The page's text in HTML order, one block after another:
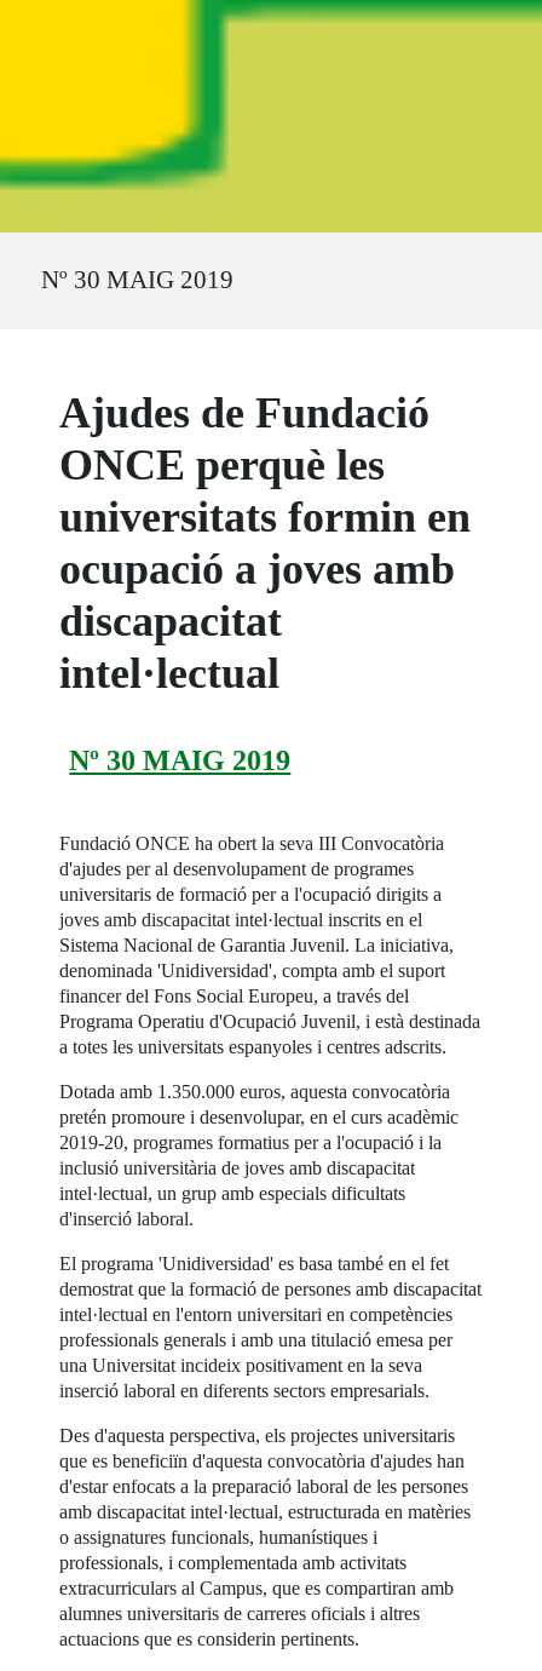
Nº 30 MAIG 2019
Ajudes de Fundació
ONCE perquè les
universitats formin en
ocupació a joves amb
discapacitat
intel·lectual
Nº 30 MAIG 2019
Fundació ONCE ha obert la seva III Convocatòria
d'ajudes per al desenvolupament de programes
universitaris de formació per a l'ocupació dirigits a
joves amb discapacitat intel·lectual inscrits en el
Sistema Nacional de Garantia Juvenil. La iniciativa,
denominada 'Unidiversidad', compta amb el suport
financer del Fons Social Europeu, a través del
Programa Operatiu d'Ocupació Juvenil, i està destinada
a totes les universitats espanyoles i centres adscrits.
Dotada amb 1.350.000 euros, aquesta convocatòria
pretén promoure i desenvolupar, en el curs acadèmic
2019-20, programes formatius per a l'ocupació i la
inclusió universitària de joves amb discapacitat
intel·lectual, un grup amb especials dificultats
d'inserció laboral.
El programa 'Unidiversidad' es basa també en el fet
demostrat que la formació de persones amb discapacitat
intel·lectual en l'entorn universitari en competències
professionals generals i amb una titulació emesa per
una Universitat incideix positivament en la seva
inserció laboral en diferents sectors empresarials.
Des d'aquesta perspectiva, els projectes universitaris
que es beneficiïn d'aquesta convocatòria d'ajudes han
d'estar enfocats a la preparació laboral de les persones
amb discapacitat intel·lectual, estructurada en matèries
o assignatures funcionals, humanístiques i
professionals, i complementada amb activitats
extracurriculars al Campus, que es compartiran amb
alumnes universitaris de carreres oficials i altres
actuacions que es considerin pertinents.